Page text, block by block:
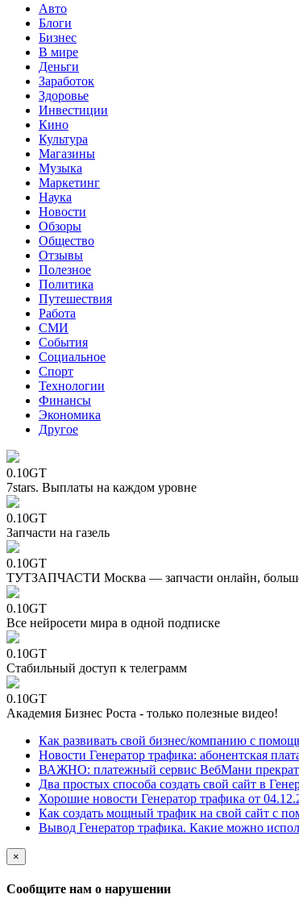
Авто
Блоги
Бизнес
В мире
Деньги
Заработок
Здоровье
Инвестиции
Кино
Культура
Магазины
Музыка
Маркетинг
Наука
Новости
Обзоры
Общество
Отзывы
Полезное
Политика
Путешествия
Работа
СМИ
События
Социальное
Спорт
Технологии
Финансы
Экономика
Другое
0.10GT
7stars. Выплаты на каждом уровне
0.10GT
Запчасти на газель
0.10GT
ТУТЗАПЧАСТИ Москва — запчасти онлайн,
0.10GT
Все нейросети мира в одной подписке
0.10GT
Стабильный доступ к телеграмм
0.10GT
Академия Бизнес Роста - только полезные видео!
Как развивать свой бизнес/компанию с
Новости Генератор трафика: абонентская
ВАЖНО: платежный сервис ВебМани
Два простых способа создать свой сайт в
Хорошие новости Генератор трафика от
Как создать мощный трафик на свой сайт с
Вывод Генератор трафика. Какие можно
×
Сообщите нам о нарушении